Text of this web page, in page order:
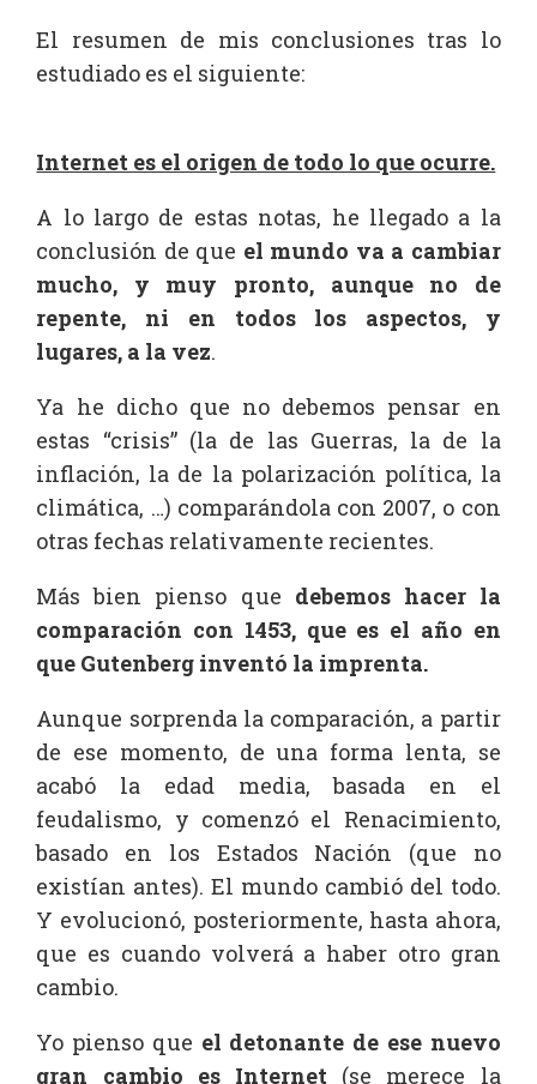
El resumen de mis conclusiones tras lo
estudiado es el siguiente:
Internet es el origen de todo lo que ocurre.
A lo largo de estas notas, he llegado a la
conclusión de que el mundo va a cambiar
mucho, y muy pronto, aunque no de
repente, ni en todos los aspectos, y
lugares, a la vez.
Ya he dicho que no debemos pensar en
estas “crisis” (la de las Guerras, la de la
inflación, la de la polarización política, la
climática, …) comparándola con 2007, o con
otras fechas relativamente recientes.
Más bien pienso que debemos hacer la
comparación con 1453, que es el año en
que Gutenberg inventó la imprenta.
Aunque sorprenda la comparación, a partir
de ese momento, de una forma lenta, se
acabó la edad media, basada en el
feudalismo, y comenzó el Renacimiento,
basado en los Estados Nación (que no
existían antes). El mundo cambió del todo.
Y evolucionó, posteriormente, hasta ahora,
que es cuando volverá a haber otro gran
cambio.
Yo pienso que el detonante de ese nuevo
gran cambio es Internet (se merece la